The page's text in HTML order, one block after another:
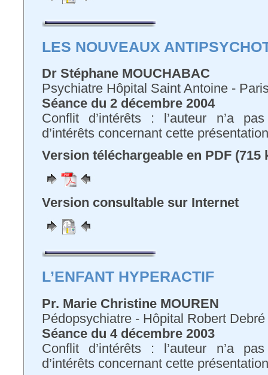
LES NOUVEAUX
Dr Stéphane MOUCHABAC
Psychiatre Hôpital Saint Antoine -
Séance du 2 décembre 2004
Conflit d’intérêts : l’auteur n’a
d’intérêts concernant cette présentation
Version téléchargeable en PDF (715
Version consultable sur Internet
L’ENFANT HYPERACTIF
Pr. Marie Christine MOUREN
Pédopsychiatre - Hôpital Robert
Séance du 4 décembre 2003
Conflit d’intérêts : l’auteur n’a
d’intérêts concernant cette présentation